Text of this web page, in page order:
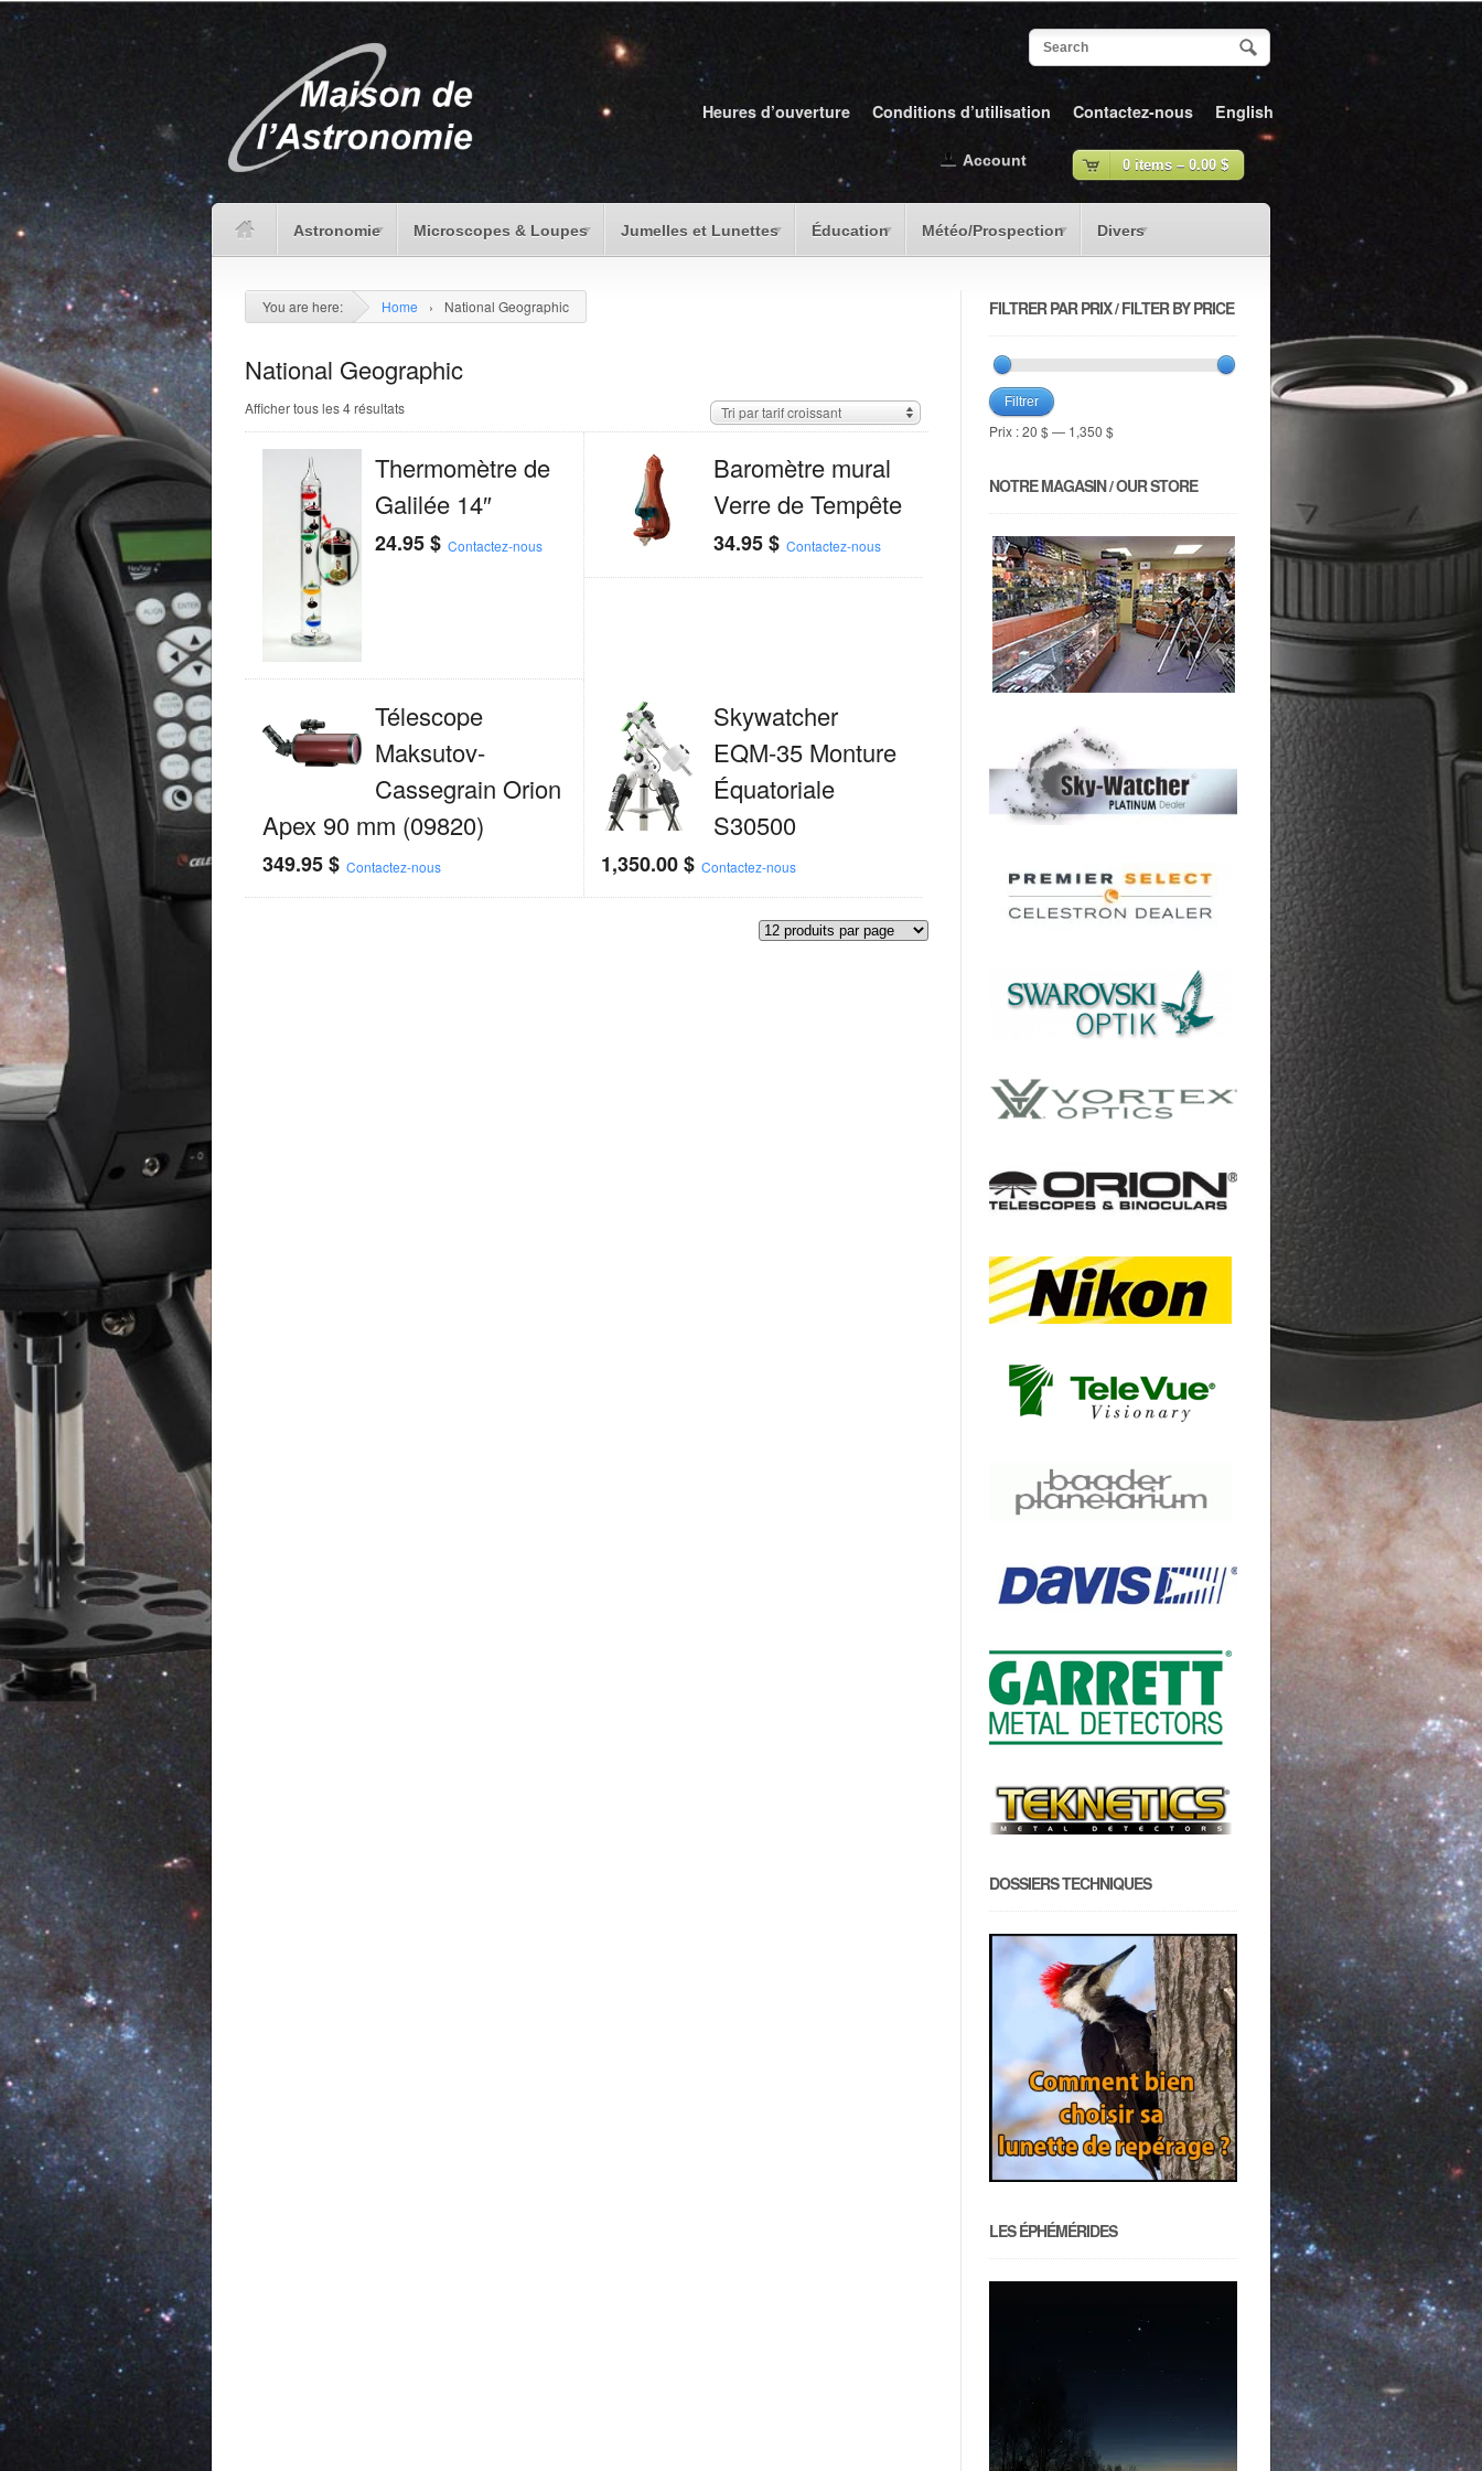
Heures d’ouverture Conditions d’utilisation Contactez-nous English
Astronomie Microscopes & Loupes Jumelles et Lunettes Éducation Météo/Prospection Divers
0 items – 0.00 $
Account
You are here: Home › National Geographic
National Geographic
Afficher tous les 4 résultats Tri par tarif croissant
Thermomètre de
Galilée 14″
24.95$ Contactez-nous
Baromètre mural
Verre de Tempête
34.95$ Contactez-nous
Télescope
Maksutov-
Cassegrain Orion
Apex 90 mm (09820)
349.95$ Contactez-nous
Skywatcher
EQM-35 Monture
Équatoriale
S30500
1,350.00$ Contactez-nous
FILTRER PAR PRIX / FILTER BY PRICE
Filtrer
Prix :20 $ — 1,350 $
NOTRE MAGASIN / OUR STORE
DOSSIERS TECHNIQUES
LES ÉPHÉMÉRIDES